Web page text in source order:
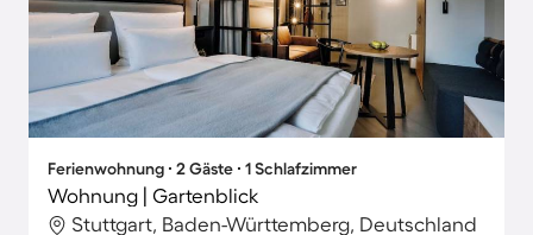
Ferienwohnung ∙ 2 Gäste ∙ 1 Schlafzimmer
Wohnung | Gartenblick
Stuttgart, Baden-Württemberg, Deutschland